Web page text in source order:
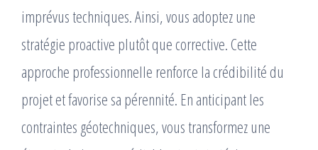
imprévus techniques. Ainsi, vous adoptez une
stratégie proactive plutôt que corrective. Cette
approche professionnelle renforce la crédibilité du
projet et favorise sa pérennité. En anticipant les
contraintes géotechniques, vous transformez une